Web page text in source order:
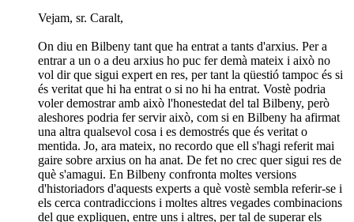
Vejam, sr. Caralt,
On diu en Bilbeny tant que ha entrat a tants d'arxius. Per a
entrar a un o a deu arxius ho puc fer demà mateix i això no
vol dir que sigui expert en res, per tant la qüestió tampoc és si
és veritat que hi ha entrat o si no hi ha entrat. Vostè podria
voler demostrar amb això l'honestedat del tal Bilbeny, però
aleshores podria fer servir això, com si en Bilbeny ha afirmat
una altra qualsevol cosa i es demostrés que és veritat o
mentida. Jo, ara mateix, no recordo que ell s'hagi referit mai
gaire sobre arxius on ha anat. De fet no crec quer sigui res de
què s'amagui. En Bilbeny confronta moltes versions
d'historiadors d'aquests experts a què vostè sembla referir-se i
els cerca contradiccions i moltes altres vegades combinacions
del que expliquen, entre uns i altres, per tal de superar els